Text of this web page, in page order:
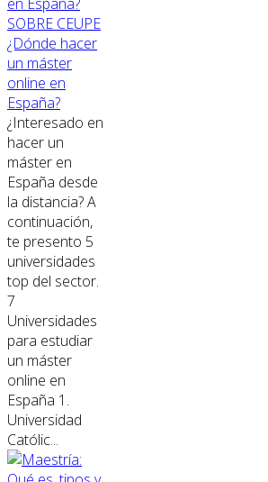
SOBRE CEUPE
¿Dónde hacer
un máster
online en
España?
¿Interesado en
hacer un
máster en
España desde
la distancia? A
continuación,
te presento 5
universidades
top del sector.
7
Universidades
para estudiar
un máster
online en
España 1.
Universidad
Católic...